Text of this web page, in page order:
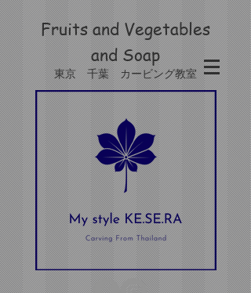
Fruits and Vegetables
andSoap
東京 千葉 カービング教室